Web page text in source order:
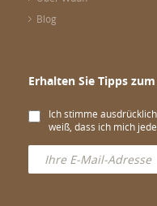
Blog
Erhalten Sie Tipps
Ich stimme
weiß, dass ich mich